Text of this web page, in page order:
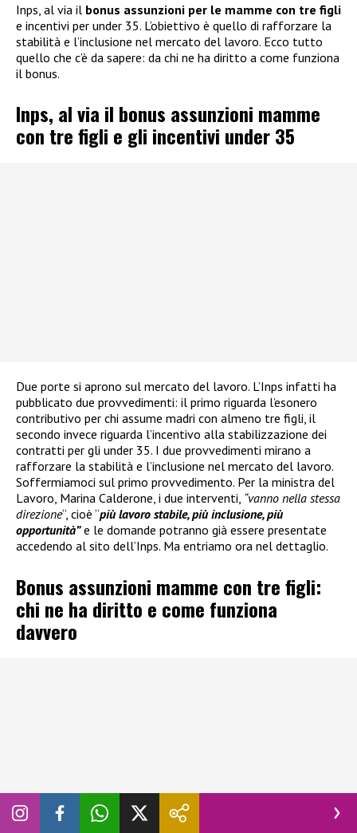
Inps, al via il bonus assunzioni per le mamme con tre figli
e incentivi per under 35. L’obiettivo è quello di rafforzare la
stabilità e l’inclusione nel mercato del lavoro. Ecco tutto
quello che c’è da sapere: da chi ne ha diritto a come funziona
il bonus.
Inps, al via il bonus assunzioni mamme
con tre figli e gli incentivi under 35
Due porte si aprono sul mercato del lavoro. L’Inps infatti ha
pubblicato due provvedimenti: il primo riguarda l’esonero
contributivo per chi assume madri con almeno tre figli, il
secondo invece riguarda l’incentivo alla stabilizzazione dei
contratti per gli under 35. I due provvedimenti mirano a
rafforzare la stabilità e l’inclusione nel mercato del lavoro.
Soffermiamoci sul primo provvedimento. Per la ministra del
Lavoro, Marina Calderone, i due interventi, “vanno nella stessa
direzione“, cioè “più lavoro stabile, più inclusione, più
opportunità”e le domande potranno già essere presentate
accedendo al sito dell’Inps. Ma entriamo ora nel dettaglio.
Bonus assunzioni mamme con tre figli:
chi ne ha diritto e come funziona
davvero